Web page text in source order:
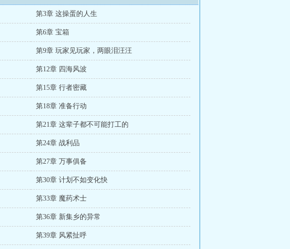
第3章 这操蛋的人生
第6章 宝箱
第9章 玩家见玩家，两眼泪汪汪
第12章 四海风波
第15章 行者密藏
第18章 准备行动
第21章 这辈子都不可能打工的
第24章 战利品
第27章 万事俱备
第30章 计划不如变化快
第33章 魔药术士
第36章 新集乡的异常
第39章 风紧扯呼